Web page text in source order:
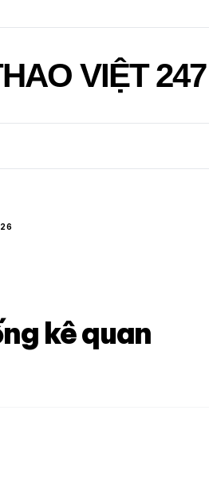
VIỆT 247
kê quan